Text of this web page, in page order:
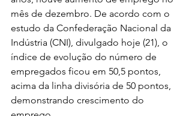
mês de dezembro. De acordo com o
estudo da Confederação Nacional da
Indústria (CNI), divulgado hoje (21), o
índice de evolução do número de
empregados ficou em 50,5 pontos,
acima da linha divisória de 50 pontos,
demonstrando crescimento do